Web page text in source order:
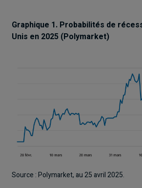
Graphique 1. Probabilités de
Unis en 2025 (Polymarket)
Source : Polymarket, au 25 avril 2025.